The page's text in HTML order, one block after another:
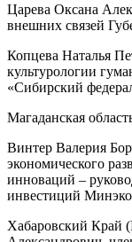
Царева Оксана
внешних связей
Копцева Наталья
культурологии
«Сибирский
Магаданская
Винтер Валерия
экономического
инноваций –
инвестиций
Хабаровский Край